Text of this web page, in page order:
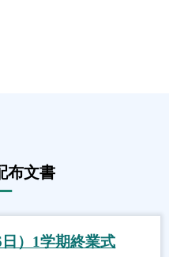
布文書
）1学期終業式